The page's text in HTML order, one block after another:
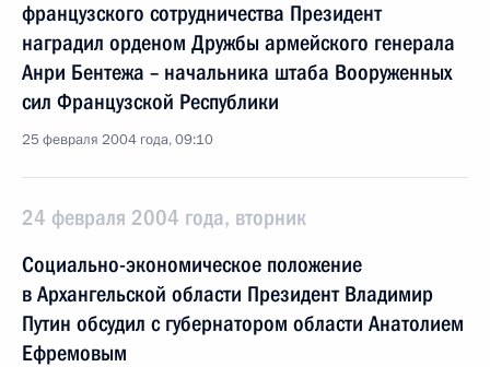
французского сотрудничества Президент
наградил орденом Дружбы армейского генерала
Анри Бентежа – начальника штаба Вооруженных
сил Французской Республики
25 февраля 2004 года, 09:10
24 февраля 2004 года, вторник
Социально-экономическое положение
в Архангельской области Президент Владимир
Путин обсудил с губернатором области Анатолием
Ефремовым